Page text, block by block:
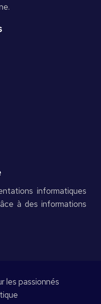
informatiques
à des informations
les passionnés